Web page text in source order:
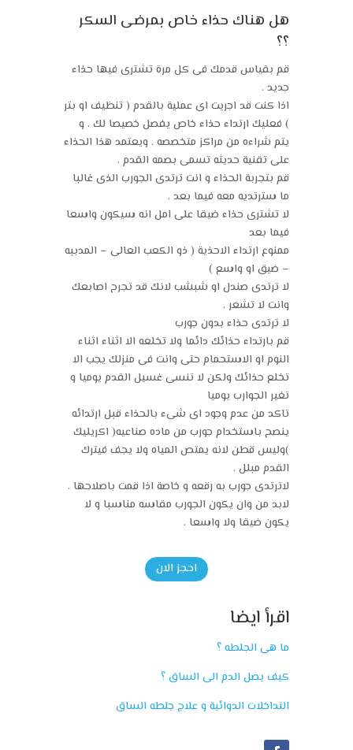
هل هناك حذاء خاص بمرضى السكر
؟؟
قم بقياس قدمك فى كل مرة تشترى فيها حذاء
جديد .
اذا كنت قد اجريت اى عملية بالقدم ( تنظيف او بتر
) فعليك ارتداء حذاء خاص يفصل خصيصا لك . و
يتم شراءه من مراكز متخصصه . ويعتمد هذا الحذاء
على تقنية حديثه تسمى بصمه القدم .
قم بتجربة الحذاء و انت ترتدى الجورب الذى غالبا
ما سترتديه معه فيما بعد .
لا تشترى حذاء ضيقا على امل انه سيكون واسعا
فيما بعد
ممنوع ارتداء الاحذية ( ذو الكعب العالى – المدببه
– ضيق او واسع )
لا ترتدى صندل او شبشب لانك قد تجرح اصابعك
وانت لا تشعر .
لا ترتدى حذاء بدون جورب
قم بارتداء حذائك دائما ولا تخلعه الا اثناء اثناء
النوم او الاستحمام حتى وانت فى منزلك يجب الا
تخلع حذائك ولكن لا تنسى غسيل القدم يوميا و
تغير الجوارب يوميا
تاكد من عدم وجود اى شىء بالحذاء قبل ارتدائه
ينصح باستخدام جورب من ماده صناعيه( اكريليك
)وليس قطن لانه يمتص المياه ولا يجف فيترك
القدم مبلل .
لاترتدى جورب به رقعه و خاصة اذا قمت باصلاحها .
لابد من وان يكون الجورب مقاسه مناسبا و لا
يكون ضيقا ولا واسعا .
احجز الان
اقرأ ايضا
ما هى الجلطه ؟
كيف يصل الدم الى الساق ؟
التداخلات الدوائية و علاج جلطه الساق